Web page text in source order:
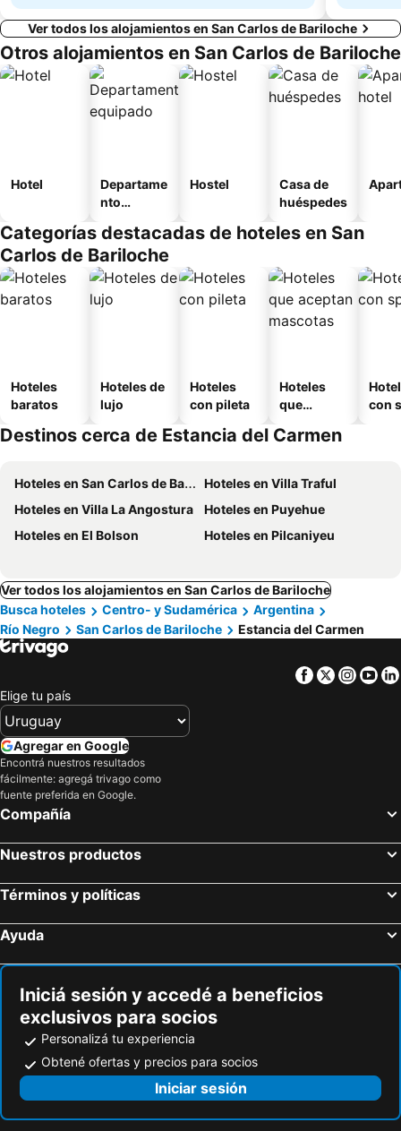
Ver todos los alojamientos en San Carlos de Bariloche
Otros alojamientos en San Carlos de Bariloche
Hotel
Departame
nto
Hostel
Casa de
huéspedes
Categorías destacadas de hoteles en San
Carlos de Bariloche
Hoteles
baratos
Hoteles de
lujo
Hoteles
con pileta
Hoteles
que
mascotas
con
Destinos cerca de Estancia del Carmen
Hoteles en San Carlos de Bariloche
Hoteles en Villa Traful
Hoteles en Villa La Angostura
Hoteles en Puyehue
Hoteles en El Bolson
Hoteles en Pilcaniyeu
Ver todos los alojamientos en San Carlos de Bariloche
Busca hoteles
Centro- y Sudamérica
Argentina
Río Negro
San Carlos de Bariloche Estancia del Carmen
Facebook
Twitter
Elige tu país
Agregar en Google
Encontrá nuestros resultados
fácilmente: agregá trivago como
fuente preferida en Google.
Compañía
Nuestros productos
Términos y políticas
Ayuda
Iniciá sesión y accedé a beneficios
exclusivos para socios
Personalizá tu experiencia
Obtené ofertas y precios para socios
Iniciar sesión